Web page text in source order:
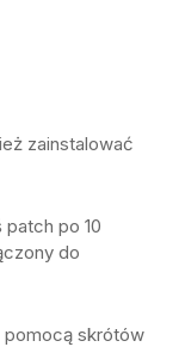
zainstalować
po 10
do
pomocą skrótów